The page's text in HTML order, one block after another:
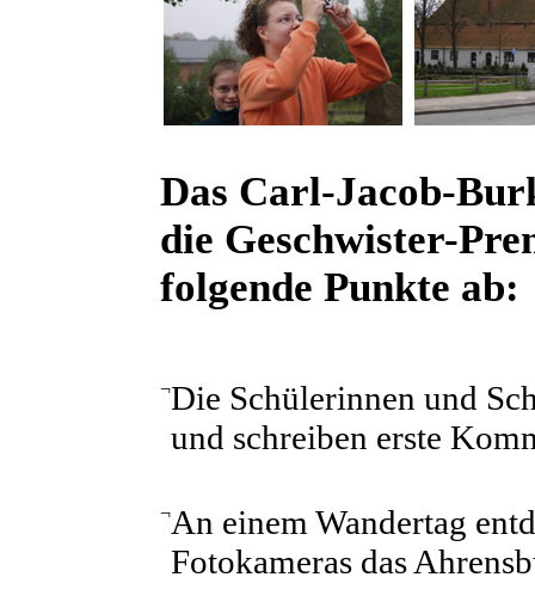
Das Carl-Jacob-
die Geschwister-
folgende Punkte ab:
¬Die Schülerinnen und
und schreiben erste
¬An einem Wandertag
Fotokameras das